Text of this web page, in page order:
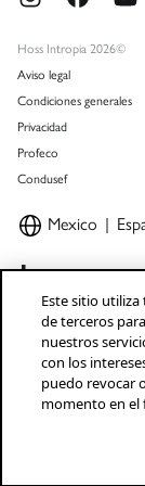
Promociones vigentes
Hoss Intropia 2026©
Aviso legal
Condiciones generales
Privacidad
Profeco
Condusef
Mexico
Marcas Tendam
Este sitio
de terceros
nuestros
con los
puedo revocar
momento en el